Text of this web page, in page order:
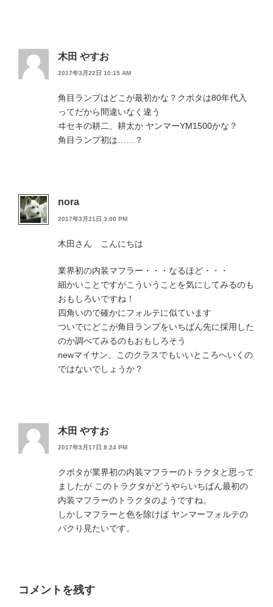
木田 やすお
2017年3月22日 10:15 AM
角目ランプはどこが最初かな？クボタは80年代入
ってだから間違いなく違う
ヰセキの耕二、耕太か ヤンマーYM1500かな？
角目ランプ初は……？
nora
2017年3月21日 3:00 PM
木田さん こんにちは
業界初の内装マフラー・・・なるほど・・・
細かいことですがこういうことを気にしてみるのも
おもしろいですね！
四角いので確かにフォルテに似ています
ついでにどこが角目ランプをいちばん先に採用した
のか調べてみるのもおもしろそう
newマイサン、このクラスでもいいところへいくの
ではないでしょうか？
木田 やすお
2017年3月17日 8:24 PM
クボタが業界初の内装マフラーのトラクタと思って
ましたが このトラクタがどうやらいちばん最初の
内装マフラーのトラクタのようですね。
しかしマフラーと色を除けば ヤンマーフォルテの
パクり見たいです。
コメントを残す